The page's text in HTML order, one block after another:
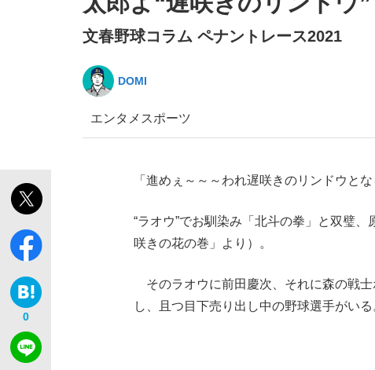
文春野球コラム ペナントレース2021
DOMI
エンタメ スポーツ
0
「進めぇ～～～われ遅咲きのリンドウとな
“ラオウ”でお馴染み「北斗の拳」と双璧
咲きの花の巻」より）。
そのラオウに前田慶次、それに森の戦
し、且つ目下売り出し中の野球選手がい